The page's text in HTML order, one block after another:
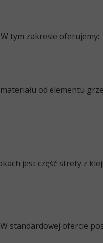
jest część strefy z
standardowej ofercie
tym zakresie oferujemy:
od elementu